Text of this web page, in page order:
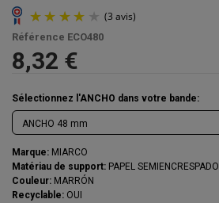
Référence ECO480
8,32 €
Sélectionnez l'ANCHO dans votre bande:
Marque: MIARCO
Matériau de support: PAPEL SEMIENCRESPADO
Couleur: MARRÓN
Recyclable: OUI